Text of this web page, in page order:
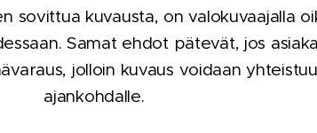
sovittua kuvausta, on valokuvaajalla
Samat ehdot pätevät, jos
jolloin kuvaus voidaan
ajankohdalle.